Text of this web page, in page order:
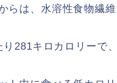
らは、水溶性食物繊
り281キロカロリーで